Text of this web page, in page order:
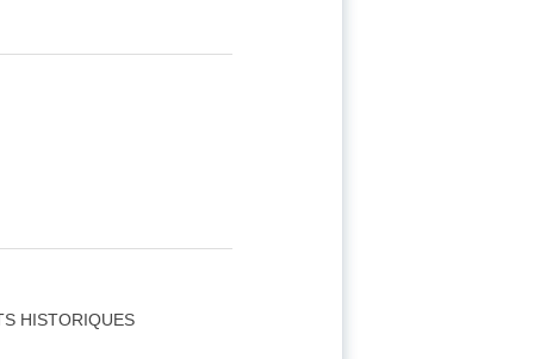
HISTORIQUES